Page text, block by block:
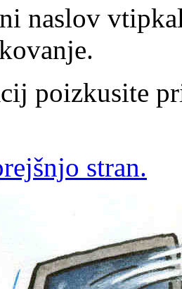
naslov
poizkusite
stran.